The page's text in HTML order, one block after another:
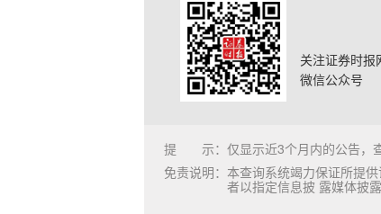
关注证券时报
微信公众号
提 示： 仅显示近3个月内的公告，
免责说明： 本查询系统竭力保证所提
者以指定信息披 露媒体披